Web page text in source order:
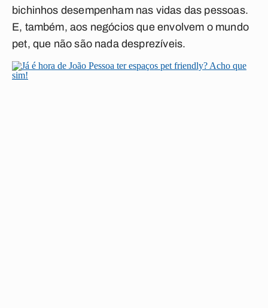
bichinhos desempenham nas vidas das pessoas.
E, também, aos negócios que envolvem o mundo
pet, que não são nada desprezíveis.